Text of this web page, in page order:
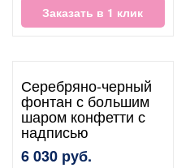
Заказать в 1 клик
Серебряно-черный
фонтан с большим
шаром конфетти с
надписью
6 030 руб.